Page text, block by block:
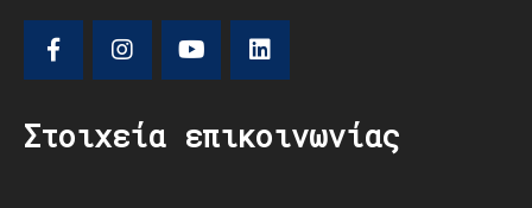
Στοιχεία επικοινωνίας